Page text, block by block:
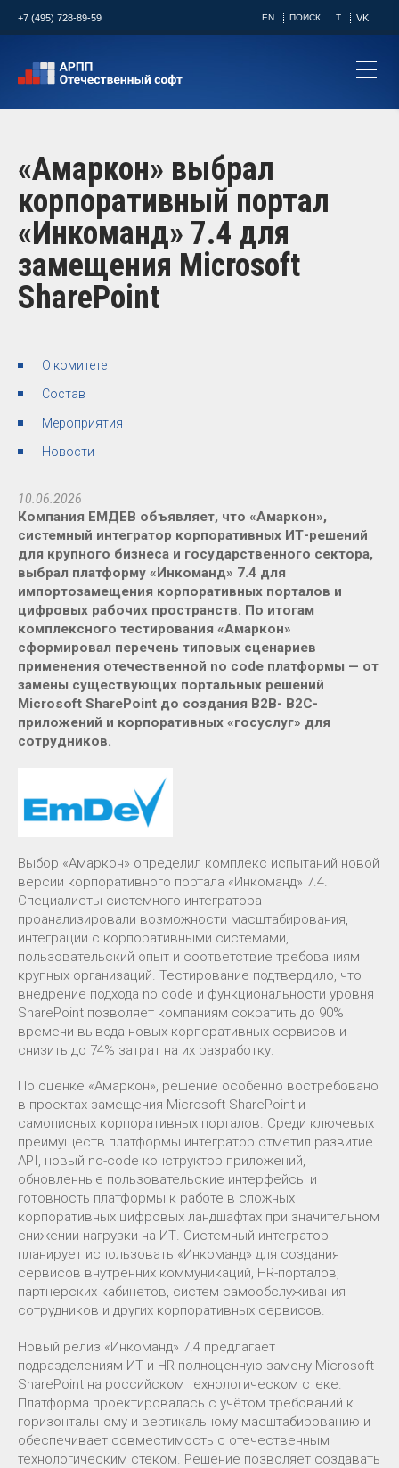
+7 (495) 728-89-59 EN ПОИСК T VK
«Амаркон» выбрал
корпоративный портал
«Инкоманд» 7.4 для
замещения Microsoft
SharePoint
О комитете
Состав
Мероприятия
Новости
10.06.2026
Компания ЕМДЕВ объявляет, что «Амаркон»,
системный интегратор корпоративных ИТ-решений
для крупного бизнеса и государственного сектора,
выбрал платформу «Инкоманд» 7.4 для
импортозамещения корпоративных порталов и
цифровых рабочих пространств. По итогам
комплексного тестирования «Амаркон»
сформировал перечень типовых сценариев
применения отечественной no code платформы — от
замены существующих портальных решений
Microsoft SharePoint до создания B2B- B2C-
приложений и корпоративных «госуслуг» для
сотрудников.
Выбор «Амаркон» определил комплекс испытаний новой
версии корпоративного портала «Инкоманд» 7.4.
Специалисты системного интегратора
проанализировали возможности масштабирования,
интеграции с корпоративными системами,
пользовательский опыт и соответствие требованиям
крупных организаций. Тестирование подтвердило, что
внедрение подхода no code и функциональности уровня
SharePoint позволяет компаниям сократить до 90%
времени вывода новых корпоративных сервисов и
снизить до 74% затрат на их разработку.
По оценке «Амаркон», решение особенно востребовано
в проектах замещения Microsoft SharePoint и
самописных корпоративных порталов. Среди ключевых
преимуществ платформы интегратор отметил развитие
API, новый no-code конструктор приложений,
обновленные пользовательские интерфейсы и
готовность платформы к работе в сложных
корпоративных цифровых ландшафтах при значительном
снижении нагрузки на ИТ. Системный интегратор
планирует использовать «Инкоманд» для создания
сервисов внутренних коммуникаций, HR-порталов,
партнерских кабинетов, систем самообслуживания
сотрудников и других корпоративных сервисов.
Новый релиз «Инкоманд» 7.4 предлагает
подразделениям ИТ и HR полноценную замену Microsoft
SharePoint на российском технологическом стеке.
Платформа проектировалась с учётом требований к
горизонтальному и вертикальному масштабированию и
обеспечивает совместимость с отечественным
технологическим стеком. Решение позволяет создавать